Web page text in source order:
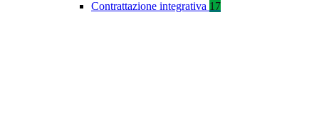
Contrattazione integrativa 17